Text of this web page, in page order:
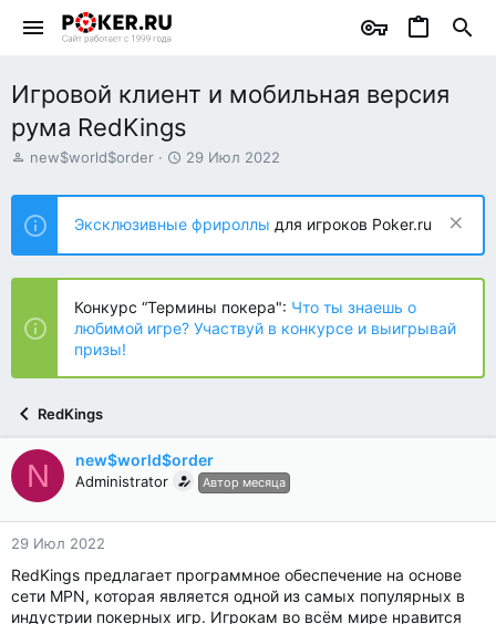
Игровой клиент и мобильная версия
рума RedKings
А
т
о
р
т
е
ы
new$world$order
Д
т
н
а
ч
л
а
29 Июл 2022
Эксклюзивные фрироллы для игроков Poker.ru
Конкурс “Термины покера": Что ты знаешь о
любимой игре? Участвуй в конкурсе и выигрывай
призы!
RedKings
N new$world$order
Administrator Автор месяца
29 Июл 2022
RedKings предлагает программное обеспечение на основе
сети MPN, которая является одной из самых популярных в
индустрии покерных игр. Игрокам во всём мире нравится